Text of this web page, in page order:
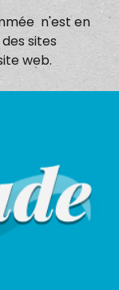
n'est en
sites
web.